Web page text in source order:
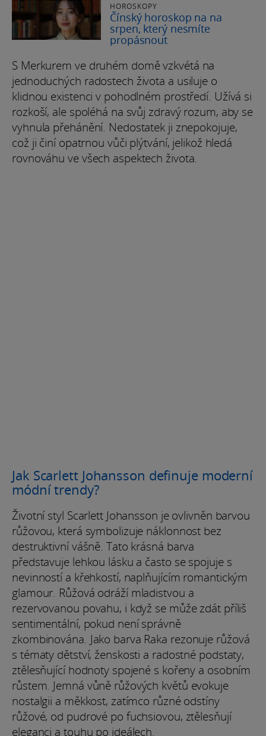
HOROSKOPY
Čínský horoskop na na
srpen, který nesmíte
propásnout
S Merkurem ve druhém domě vzkvétá na
jednoduchých radostech života a usiluje o
klidnou existenci v pohodlném prostředí. Užívá si
rozkoší, ale spoléhá na svůj zdravý rozum, aby se
vyhnula přehánění. Nedostatek ji znepokojuje,
což ji činí opatrnou vůči plýtvání, jelikož hledá
rovnováhu ve všech aspektech života.
Jak Scarlett Johansson definuje moderní
módní trendy?
Životní styl Scarlett Johansson je ovlivněn barvou
růžovou, která symbolizuje náklonnost bez
destruktivní vášně. Tato krásná barva
představuje lehkou lásku a často se spojuje s
nevinností a křehkostí, naplňujícím romantickým
glamour. Růžová odráží mladistvou a
rezervovanou povahu, i když se může zdát příliš
sentimentální, pokud není správně
zkombinována. Jako barva Raka rezonuje růžová
s tématy dětství, ženskosti a radostné podstaty,
ztělesňující hodnoty spojené s kořeny a osobním
růstem. Jemná vůně růžových květů evokuje
nostalgii a měkkost, zatímco různé odstíny
růžové, od pudrové po fuchsiovou, ztělesňují
eleganci a touhu po ideálech.